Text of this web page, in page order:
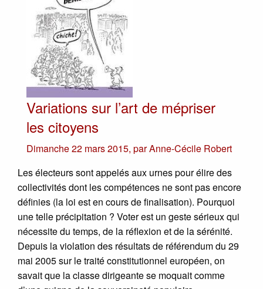
Variations sur l’art de mépriser
les citoyens
Dimanche 22 mars 2015, parAnne-Cécile Robert
Les électeurs sont appelés aux urnes pour élire des
collectivités dont les compétences ne sont pas encore
définies (la loi est en cours de finalisation). Pourquoi
une telle précipitation ? Voter est un geste sérieux qui
nécessite du temps, de la réflexion et de la sérénité.
Depuis la violation des résultats de référendum du 29
mai 2005 sur le traité constitutionnel européen, on
savait que la classe dirigeante se moquait comme